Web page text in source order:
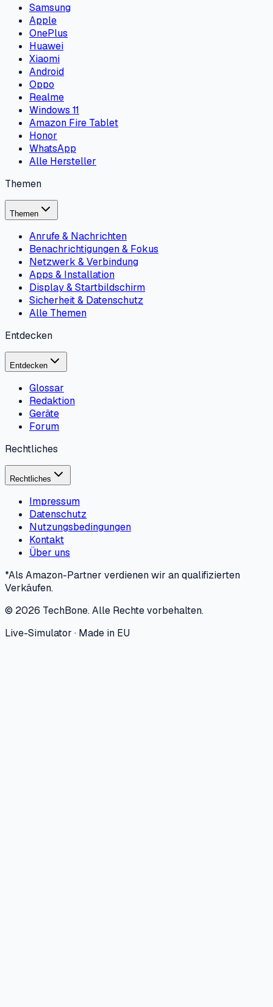
Samsung
Apple
OnePlus
Huawei
Xiaomi
Android
Oppo
Realme
Windows 11
Amazon Fire Tablet
Honor
WhatsApp
Alle Hersteller
Themen
Themen
Anrufe & Nachrichten
Benachrichtigungen & Fokus
Netzwerk & Verbindung
Apps & Installation
Display & Startbildschirm
Sicherheit & Datenschutz
Alle Themen
Entdecken
Entdecken
Glossar
Redaktion
Geräte
Forum
Rechtliches
Rechtliches
Impressum
Datenschutz
Nutzungsbedingungen
Kontakt
Über uns
*Als Amazon-Partner verdienen wir an qualifizierten
Verkäufen.
© 2026 TechBone.Alle Rechte vorbehalten.
Live-Simulator · Made in EU